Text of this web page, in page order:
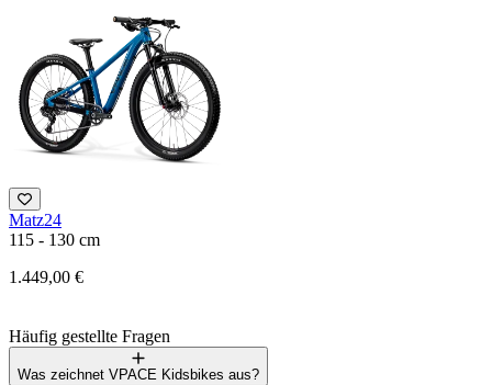
Matz24
115 - 130 cm
1.449,00 €
Häufig gestellte Fragen
Was zeichnet VPACE Kidsbikes aus?